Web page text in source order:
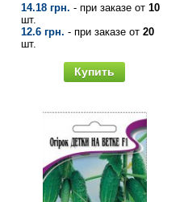
14.18 грн. - при заказе от 10
шт.
12.6 грн. - при заказе от 20
шт.
Купить
Семена тыквы, патиссона
Семена укропа
Семена фасоли
Семена цветов
Семена шпината
Средства защиты от
Препараты для септиков,
дачных туалетов,
Хозяйственные товары
Средства защиты растений